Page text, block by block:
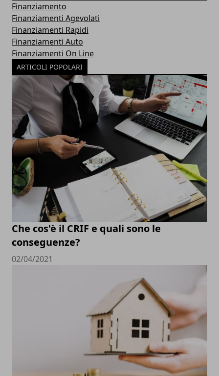
Finanziamento
Finanziamenti Agevolati
Finanziamenti Rapidi
Finanziamenti Auto
Finanziamenti On Line
ARTICOLI POPOLARI
Che cos'è il CRIF e quali sono le
conseguenze?
02/04/2021